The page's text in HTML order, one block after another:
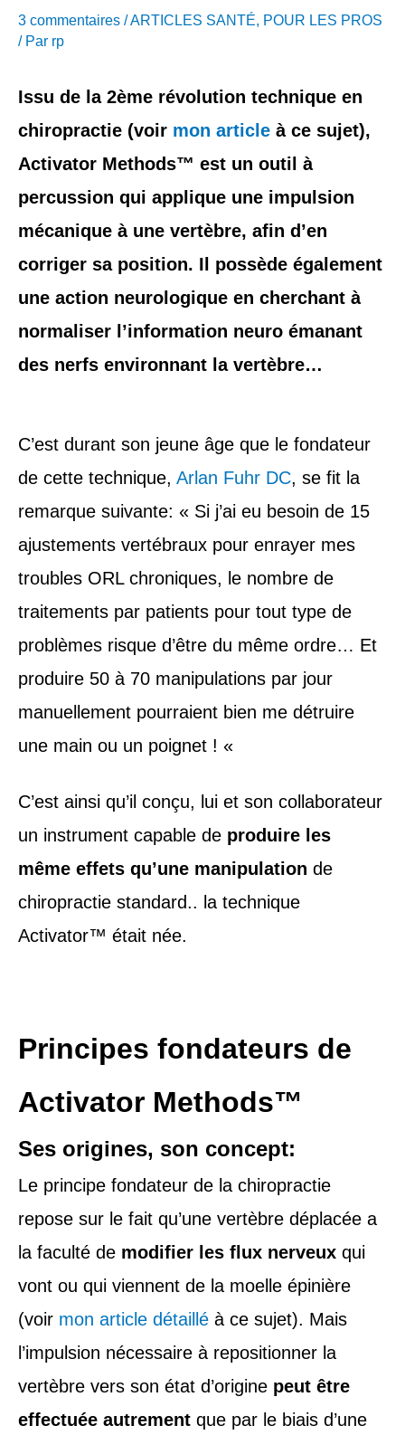
d
e
e
3 commentaires /ARTICLES SANTÉ, POUR LES PROS
/ Par rp
Issu de la 2ème révolution technique en
chiropractie (voir mon article à ce sujet),
Activator Methods™ est un outil à
percussion qui applique une impulsion
mécanique à une vertèbre, afin d’en
corriger sa position. Il possède également
une action neurologique en cherchant à
normaliser l’information neuro émanant
des nerfs environnant la vertèbre…
C’est durant son jeune âge que le fondateur
de cette technique, Arlan Fuhr DC, se fit la
remarque suivante: « Si j’ai eu besoin de 15
ajustements vertébraux pour enrayer mes
troubles ORL chroniques, le nombre de
traitements par patients pour tout type de
problèmes risque d’être du même ordre… Et
produire 50 à 70 manipulations par jour
manuellement pourraient bien me détruire
une main ou un poignet ! «
C’est ainsi qu’il conçu, lui et son collaborateur
un instrument capable de produire les
même effets qu’une manipulation de
chiropractie standard.. la technique
Activator™ était née.
Principes fondateurs de
Activator Methods™
Ses origines, son concept:
Le principe fondateur de la chiropractie
repose sur le fait qu’une vertèbre déplacée a
la faculté de modifier les flux nerveux qui
vont ou qui viennent de la moelle épinière
(voir mon article détaillé à ce sujet). Mais
l’impulsion nécessaire à repositionner la
vertèbre vers son état d’origine peut être
effectuée autrement que par le biais d’une